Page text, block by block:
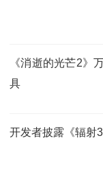
《消逝的光芒2》
具
开发者披露《辐射